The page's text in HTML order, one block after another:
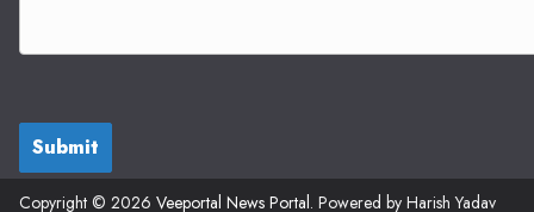
Submit
Copyright © 2026 Veeportal News Portal. Powered by Harish Yadav